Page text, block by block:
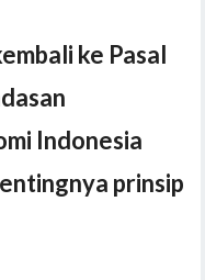
ke Pasal
Indonesia
prinsip